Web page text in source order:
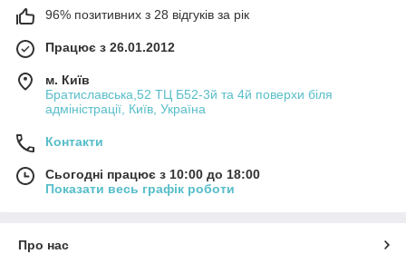
96% позитивних з 28 відгуків за рік
Працює з 26.01.2012
м. Київ
Братиславська,52 ТЦ Б52-3й та 4й поверхи біля
адміністрації, Київ, Україна
Контакти
Сьогодні працює з 10:00 до 18:00
Показати весь графік роботи
Про нас